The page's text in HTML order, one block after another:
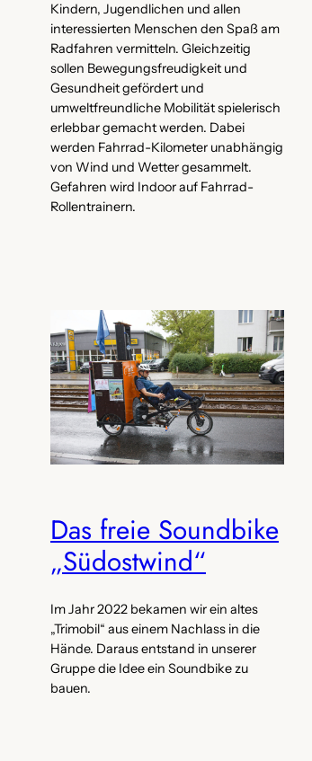
Kindern, Jugendlichen und allen
interessierten Menschen den Spaß am
Radfahren vermitteln. Gleichzeitig
sollen Bewegungsfreudigkeit und
Gesundheit gefördert und
umweltfreundliche Mobilität spielerisch
erlebbar gemacht werden. Dabei
werden Fahrrad-Kilometer unabhängig
von Wind und Wetter gesammelt.
Gefahren wird Indoor auf Fahrrad-
Rollentrainern.
Das freie Soundbike
„Südostwind“
Im Jahr 2022 bekamen wir ein altes
„Trimobil“ aus einem Nachlass in die
Hände. Daraus entstand in unserer
Gruppe die Idee ein Soundbike zu
bauen.